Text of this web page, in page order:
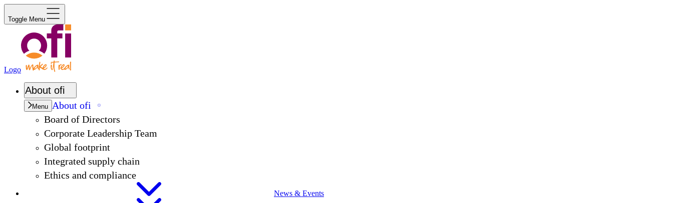
Toggle Menu
Logo
About ofi
Menu About ofi
Board of Directors
Corporate Leadership Team
Global footprint
Integrated supply chain
Ethics and compliance
News & Events